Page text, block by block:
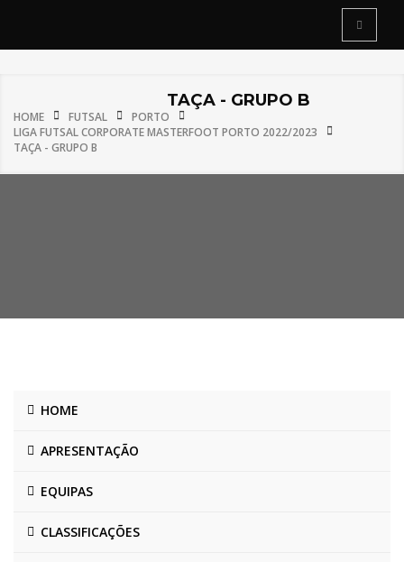
TAÇA - GRUPO B
HOME FUTSAL
PORTO
LIGA FUTSAL CORPORATE MASTERFOOT PORTO 2022/2023
TAÇA - GRUPO B
HOME
APRESENTAÇÃO
EQUIPAS
CLASSIFICAÇÕES